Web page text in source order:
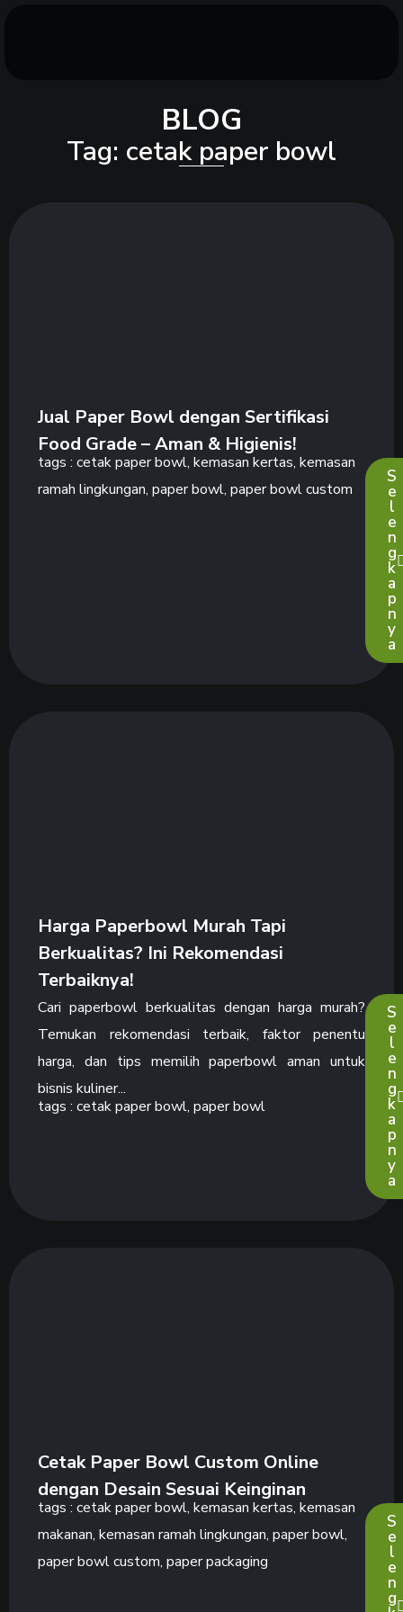
BLOG
Tag: cetak paper bowl
Jual Paper Bowl dengan Sertifikasi
Food Grade – Aman & Higienis!
tags : cetak paper bowl, kemasan kertas, kemasan
ramah lingkungan, paper bowl, paper bowl custom
S
e
l
e
n
g
k
a
p
n
y
a
Harga Paperbowl Murah Tapi
Berkualitas? Ini Rekomendasi
Terbaiknya!
Cari paperbowl berkualitas dengan harga murah?
Temukan rekomendasi terbaik, faktor penentu
harga, dan tips memilih paperbowl aman untuk
bisnis kuliner...
tags : cetak paper bowl, paper bowl
S
e
l
e
n
g
k
a
p
n
y
a
Cetak Paper Bowl Custom Online
dengan Desain Sesuai Keinginan
tags : cetak paper bowl, kemasan kertas, kemasan
makanan, kemasan ramah lingkungan, paper bowl,
paper bowl custom, paper packaging
S
e
l
e
n
g